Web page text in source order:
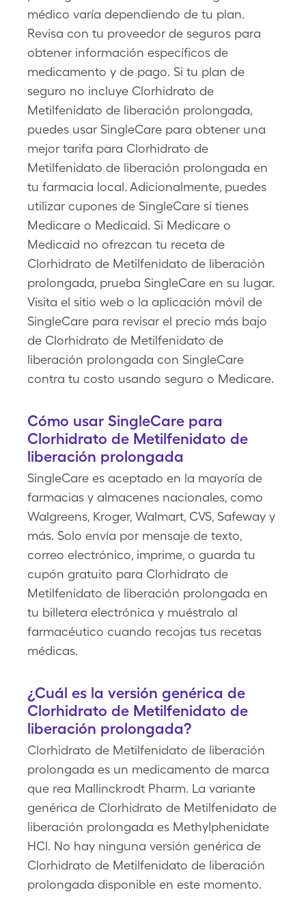
médico varía dependiendo de tu plan.
Revisa con tu proveedor de seguros para
obtener información específicos de
medicamento y de pago. Si tu plan de
seguro no incluye Clorhidrato de
Metilfenidato de liberación prolongada,
puedes usar SingleCare para obtener una
mejor tarifa para Clorhidrato de
Metilfenidato de liberación prolongada en
tu farmacia local. Adicionalmente, puedes
utilizar cupones de SingleCare si tienes
Medicare o Medicaid. Si Medicare o
Medicaid no ofrezcan tu receta de
Clorhidrato de Metilfenidato de liberación
prolongada, prueba SingleCare en su lugar.
Visita el sitio web o la aplicación móvil de
SingleCare para revisar el precio más bajo
de Clorhidrato de Metilfenidato de
liberación prolongada con SingleCare
contra tu costo usando seguro o Medicare.
Cómo usar SingleCare para
Clorhidrato de Metilfenidato de
liberación prolongada
SingleCare es aceptado en la mayoría de
farmacias y almacenes nacionales, como
Walgreens, Kroger, Walmart, CVS, Safeway y
más. Solo envía por mensaje de texto,
correo electrónico, imprime, o guarda tu
cupón gratuito para Clorhidrato de
Metilfenidato de liberación prolongada en
tu billetera electrónica y muéstralo al
farmacéutico cuando recojas tus recetas
médicas.
¿Cuál es la versión genérica de
Clorhidrato de Metilfenidato de
liberación prolongada?
Clorhidrato de Metilfenidato de liberación
prolongada es un medicamento de marca
que rea Mallinckrodt Pharm. La variante
genérica de Clorhidrato de Metilfenidato de
liberación prolongada es Methylphenidate
HCl. No hay ninguna versión genérica de
Clorhidrato de Metilfenidato de liberación
prolongada disponible en este momento.